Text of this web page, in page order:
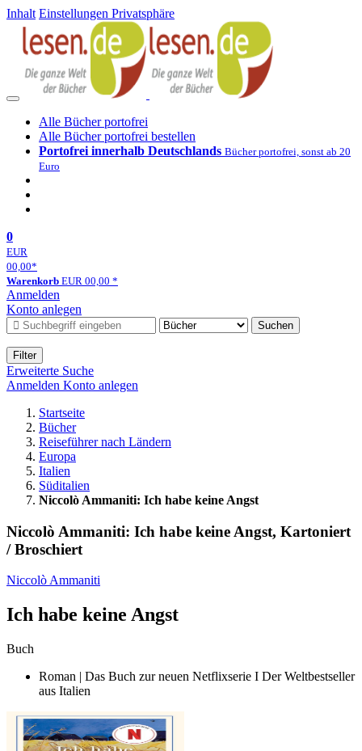
Inhalt Einstellungen Privatsphäre
Alle Bücher portofrei
Alle Bücher portofrei bestellen
Portofrei innerhalb Deutschlands Bücher portofrei, sonst ab 20
Euro
0
EUR
00,00*
Warenkorb EUR 00,00 *
Anmelden
Konto anlegen
Suchen
Filter
Erweiterte Suche
Anmelden Konto anlegen
Startseite
Bücher
Reiseführer nach Ländern
Europa
Italien
Süditalien
Niccolò Ammaniti: Ich habe keine Angst
Niccolò Ammaniti: Ich habe keine Angst, Kartoniert
/ Broschiert
Niccolò Ammaniti
Ich habe keine Angst
Buch
Roman | Das Buch zur neuen Netflixserie I Der Weltbestseller
aus Italien